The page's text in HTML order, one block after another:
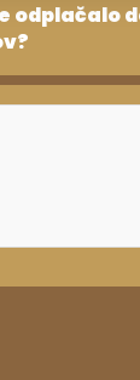
odplačalo